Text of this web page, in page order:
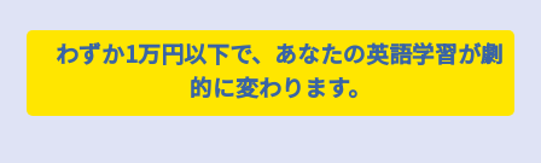
わずか1万円以下で、あなたの英語学習が劇
的に変わります。